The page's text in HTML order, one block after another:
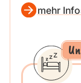
mehr